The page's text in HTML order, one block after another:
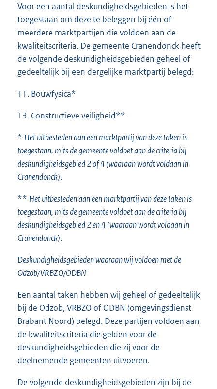
Voor een aantal deskundigheidsgebieden is het
toegestaan om deze te beleggen bij één of
meerdere marktpartijen die voldoen aan de
kwaliteitscriteria. De gemeente Cranendonck heeft
de volgende deskundigheidsgebieden geheel of
gedeeltelijk bij een dergelijke marktpartij belegd:
11. Bouwfysica*
13. Constructieve veiligheid**
* Het uitbesteden aan een marktpartij van deze taken is
toegestaan, mits de gemeente voldoet aan de criteria bij
deskundigheidsgebied 2 of 4 (waaraan wordt voldaan in
Cranendonck).
** Het uitbesteden aan een marktpartij van deze taken is
toegestaan, mits de gemeente voldoet aan de criteria bij
deskundigheidsgebied 2 en 4 (waaraan wordt voldaan in
Cranendonck).
Deskundigheidsgebieden waaraan wij voldoen met de
Odzob/VRBZO/ODBN
Een aantal taken hebben wij geheel of gedeeltelijk
bij de Odzob, VRBZO of ODBN (omgevingsdienst
Brabant Noord) belegd. Deze partijen voldoen aan
de kwaliteitscriteria die gelden voor de
deskundigheidsgebieden die zij voor de
deelnemende gemeenten uitvoeren.
De volgende deskundigheidsgebieden zijn bij de